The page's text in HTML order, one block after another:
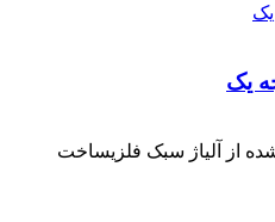
یک
شده از آلیاژ سبک فلزیساخت